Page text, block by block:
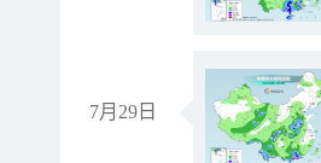
7月29日